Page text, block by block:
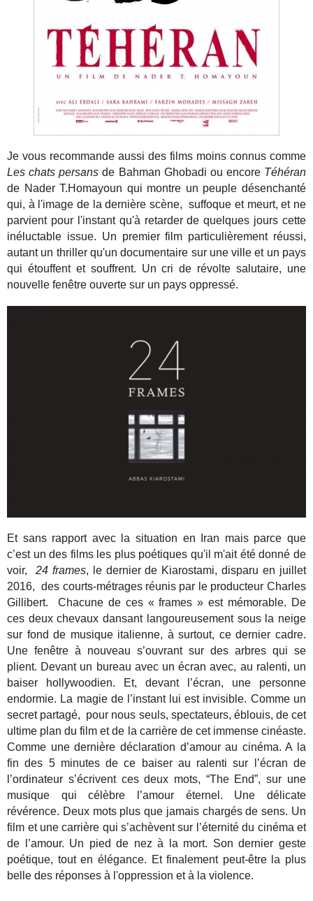
Je vous recommande aussi des films moins connus comme
Les chats persans de Bahman Ghobadi ou encore Téhéran
de Nader T.Homayoun qui montre un peuple désenchanté
qui, à l'image de la dernière scène, suffoque et meurt, et ne
parvient pour l'instant qu'à retarder de quelques jours cette
inéluctable issue. Un premier film particulièrement réussi,
autant un thriller qu'un documentaire sur une ville et un pays
qui étouffent et souffrent. Un cri de révolte salutaire, une
nouvelle fenêtre ouverte sur un pays oppressé.
Et sans rapport avec la situation en Iran mais parce que
c’est un des films les plus poétiques qu'il m'ait été donné de
voir,
24 frames, le dernier de Kiarostami, disparu en juillet
2016, des courts-métrages réunis par le producteur Charles
Gillibert. Chacune de ces « frames » est mémorable. De
ces deux chevaux dansant langoureusement sous la neige
sur fond de musique italienne, à surtout, ce dernier cadre.
Une fenêtre à nouveau s’ouvrant sur des arbres qui se
plient. Devant un bureau avec un écran avec, au ralenti, un
baiser hollywoodien. Et, devant l’écran, une personne
endormie. La magie de l’instant lui est invisible. Comme un
secret partagé, pour nous seuls, spectateurs, éblouis, de cet
ultime plan du film et de la carrière de cet immense cinéaste.
Comme une dernière déclaration d’amour au cinéma. A la
fin des 5 minutes de ce baiser au ralenti sur l’écran de
l’ordinateur s’écrivent ces deux mots, “The End”, sur une
musique qui célèbre l’amour éternel. Une délicate
révérence. Deux mots plus que jamais chargés de sens. Un
film et une carrière qui s’achèvent sur l’éternité du cinéma et
de l’amour. Un pied de nez à la mort. Son dernier geste
poétique, tout en élégance. Et finalement peut-être la plus
belle des réponses à l'oppression et à la violence.